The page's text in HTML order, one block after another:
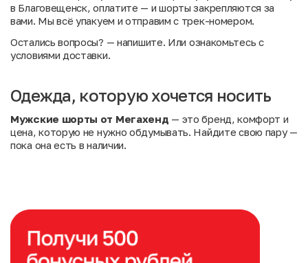
в Благовещенск, оплатите — и шорты закрепляются за
вами. Мы всё упакуем и отправим с трек-номером.
Остались вопросы? — напишите. Или ознакомьтесь с
условиями доставки.
Одежда, которую хочется носить
Мужские шорты от Мегахенд — это бренд, комфорт и
цена, которую не нужно обдумывать. Найдите свою пару —
пока она есть в наличии.